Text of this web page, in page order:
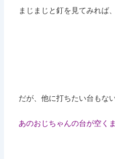
まじまじと釘を見てみれば
だが、他に打ちたい台もな
あのおじちゃんの台が空く